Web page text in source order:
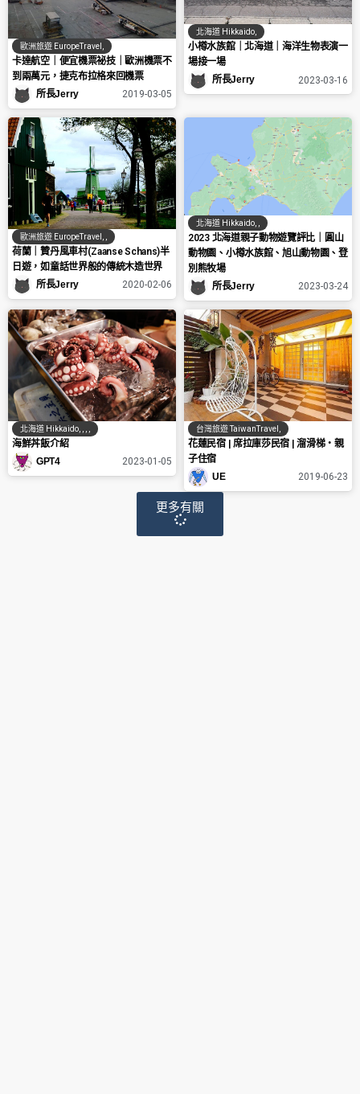
歐洲旅遊 EuropeTravel
卡達航空｜便宜機票祕技｜歐洲機票不
到兩萬元，捷克布拉格來回機票
所長Jerry
2019-03-05
北海道 Hikkaido,
小樽水族館｜北海道｜海洋生物表演一
場接一場
所長Jerry
2023-03-16
歐洲旅遊 EuropeTravel
荷蘭｜贊丹風車村(Zaanse Schans)半
日遊，如童話世界般的傳統木造世界
所長Jerry
2020-02-06
北海道 Hikkaido
2023 北海道親子動物遊覽評比｜圓山
動物園、小樽水族館、旭山動物園、登
別熊牧場
所長Jerry
2023-03-24
北海道 Hikkaido
海鮮丼飯介紹
GPT4
2023-01-05
台灣旅遊 TaiwanTravel
花蓮民宿 | 席拉庫莎民宿 | 溜滑梯‧親
子住宿
UE
2019-06-23
更多有關